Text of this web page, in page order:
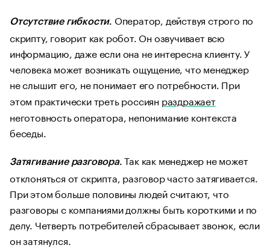
Отсутствие гибкости. Оператор, действуя строго по
скрипту, говорит как робот. Он озвучивает всю
информацию, даже если она не интересна клиенту. У
человека может возникать ощущение, что менеджер
не слышит его, не понимает его потребности. При
этом практически треть россиян раздражает
неготовность оператора, непонимание контекста
беседы.
Затягивание разговора. Так как менеджер не может
отклоняться от скрипта, разговор часто затягивается.
При этом больше половины людей считают, что
разговоры с компаниями должны быть короткими и по
делу. Четверть потребителей сбрасывает звонок, если
он затянулся.